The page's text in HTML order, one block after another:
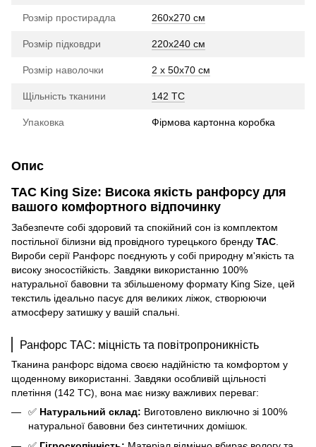
Розмір простирадла 260х270 см
Розмір підковдри 220х240 см
Розмір наволочки 2 x 50х70 см
Щільність тканини 142 TC
Упаковка Фірмова картонна коробка
Опис
TAC King Size: Висока якість ранфорсу для
вашого комфортного відпочинку
Забезпечте собі здоровий та спокійний сон із комплектом
постільної білизни від провідного турецького бренду TAC
Вироби серії Ранфорс поєднують у собі природну м'якість та
високу зносостійкість. Завдяки використанню 100%
натуральної бавовни та збільшеному формату King Size, цей
текстиль ідеально пасує для великих ліжок, створюючи
атмосферу затишку у вашій спальні.
Ранфорс TAC: міцність та повітропроникність
Тканина ранфорс відома своєю надійністю та комфортом у
щоденному використанні. Завдяки особливій щільності
плетіння (142 TC), вона має низку важливих переваг:
✅ Натуральний склад: Виготовлено виключно зі 100%
натуральної бавовни без синтетичних домішок.